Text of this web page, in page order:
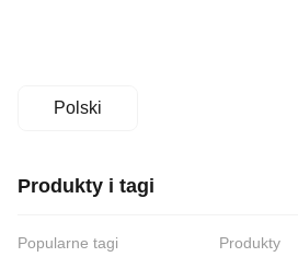
Polski
Produkty i tagi
Popularne tagi
Produkty